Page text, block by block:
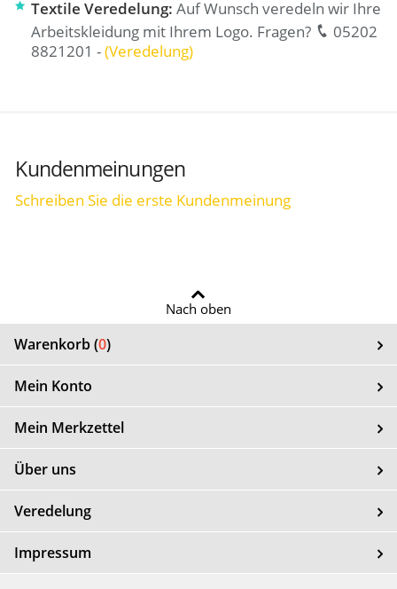
Textile Veredelung:Auf Wunsch veredeln wir Ihre
Arbeitskleidung mit Ihrem Logo. Fragen?
05202
8821201 -(Veredelung)
Kundenmeinungen
Schreiben Sie die erste Kundenmeinung
Nach oben
Warenkorb (0)
Mein Konto
Mein Merkzettel
Über uns
Veredelung
Impressum